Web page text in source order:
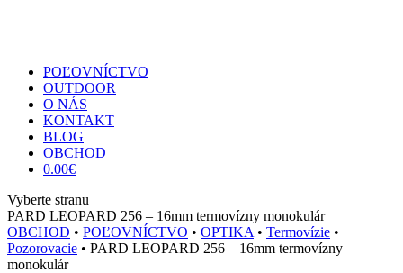
POĽOVNÍCTVO
OUTDOOR
O NÁS
KONTAKT
BLOG
OBCHOD
0.00€
Vyberte stranu
PARD LEOPARD 256 – 16mm termovízny monokulár
OBCHOD • POĽOVNÍCTVO • OPTIKA • Termovízie •
Pozorovacie • PARD LEOPARD 256 – 16mm termovízny
monokulár